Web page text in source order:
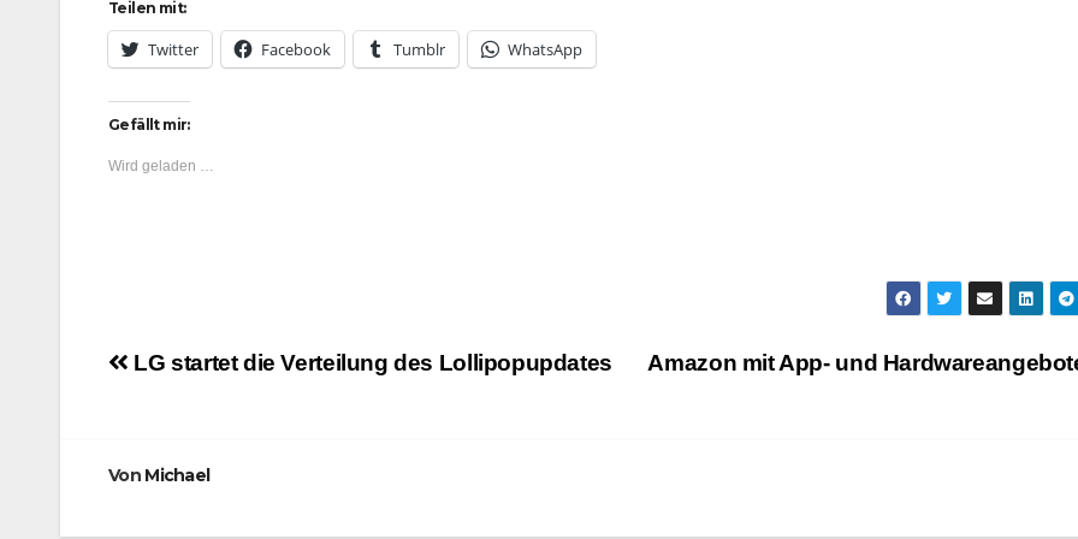
Teilen mit:
Twitter Facebook Tumblr WhatsApp
Gefällt mir:
Wird geladen …
Beitragsnavigation Amazon mit App- und
LG startet die Verteilung des Lollipopupdates
Von Michael